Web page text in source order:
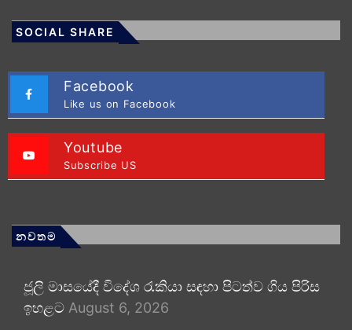
SOCIAL SHARE
Facebook
Like us on Facebook
Youtube
Subscribe US
නවතම
ජූලි මාසයේදී විදේශ රැකියා සඳහා පිටත්ව ගිය පිරිස
ඉහළට August 6, 2026